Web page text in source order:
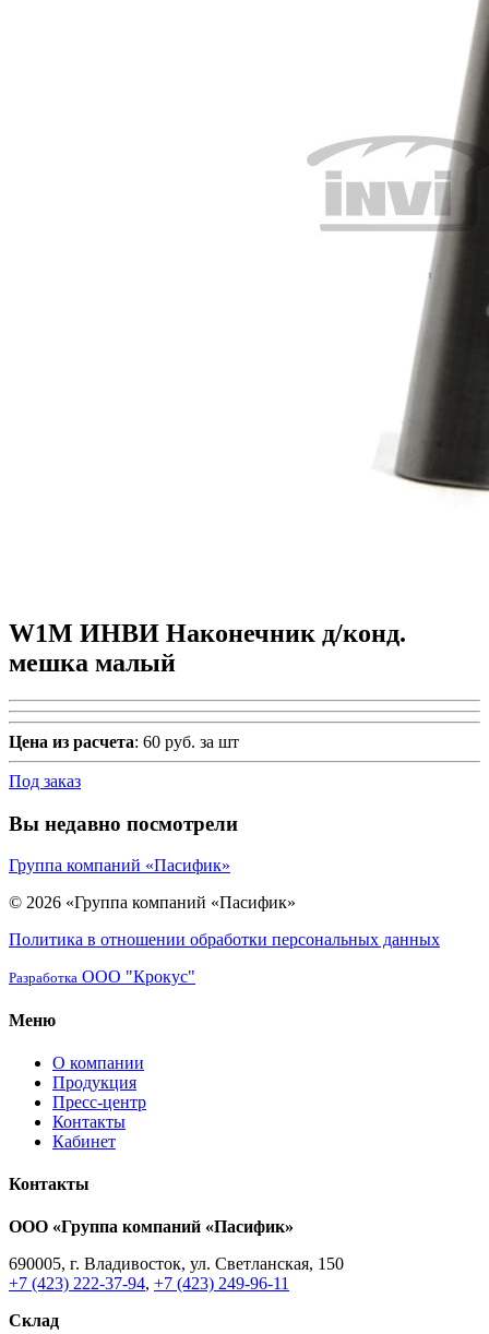
W1M ИНВИ Наконечник д/конд.
мешка малый
Цена из расчета: 60 руб. за шт
Под заказ
Вы недавно посмотрели
Группа компаний «Пасифик»
© 2026 «Группа компаний «Пасифик»
Политика в отношении обработки персональных данных
Разработка ООО "Крокус"
Меню
О компании
Продукция
Пресс-центр
Контакты
Кабинет
Контакты
ООО «Группа компаний «Пасифик»
690005, г. Владивосток, ул. Светланская, 150
+7 (423) 222-37-94, +7 (423) 249-96-11
Склад